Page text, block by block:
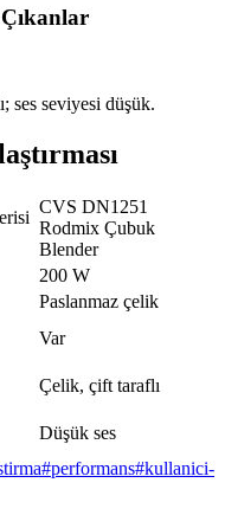
ses seviyesi düşük.
CVS DN1251
Rodmix Çubuk
Blender
200 W
Paslanmaz çelik
Var
Çelik, çift taraflı
Düşük ses
#performans#kullanici-